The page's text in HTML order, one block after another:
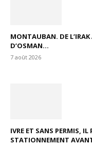
MONTAUBAN. DE
D’OSMAN...
7 août 2026
IVRE ET SANS PERMIS, IL
STATIONNEMENT